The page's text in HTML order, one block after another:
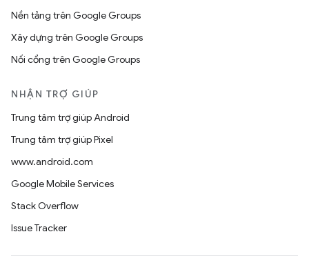
Nền tảng trên Google Groups
Xây dựng trên Google Groups
Nối cổng trên Google Groups
NHẬN TRỢ GIÚP
Trung tâm trợ giúp Android
Trung tâm trợ giúp Pixel
www.android.com
Google Mobile Services
Stack Overflow
Issue Tracker